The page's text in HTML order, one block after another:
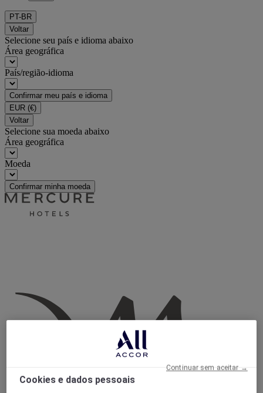
PT-BR
Voltar
Selecione seu país e idioma abaixo
Área geográfica
País/região-idioma
Confirmar meu país e idioma
EUR (€)
Voltar
Selecione sua moeda abaixo
Área geográfica
Moeda
Confirmar minha moeda
Cookies e dados pessoais
Continuar sem aceitar →